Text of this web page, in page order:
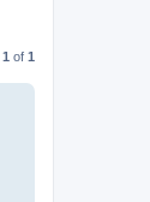
1 of 1